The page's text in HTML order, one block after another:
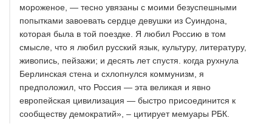
мороженое, — тесно увязаны с моими безуспешными
попытками завоевать сердце девушки из Суиндона,
которая была в той поездке. Я любил Россию в том
смысле, что я любил русский язык, культуру, литературу,
живопись, пейзажи; и десять лет спустя. когда рухнула
Берлинская стена и схлопнулся коммунизм, я
предположил, что Россия — эта великая и явно
европейская цивилизация — быстро присоединится к
сообществу демократий», – цитирует мемуары РБК.